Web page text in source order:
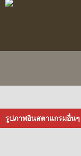
รูปภาพอินสตาแกรมอื่นๆ